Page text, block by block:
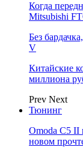
Когда
Mitsubishi
Без
V
Китайские
миллиона
Prev Next
Тюнинг
Omoda C5 II
новом